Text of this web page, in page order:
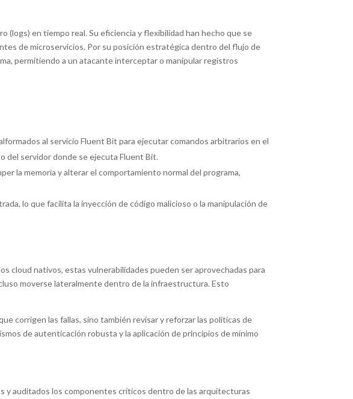
en tiempo real. Su eficiencia y flexibilidad han hecho que se
de microservicios. Por su posición estratégica dentro del flujo de
permitiendo a un atacante interceptar o manipular registros
al servicio Fluent Bit para ejecutar comandos arbitrarios en el
del servidor donde se ejecuta Fluent Bit.
la memoria y alterar el comportamiento normal del programa,
lo que facilita la inyección de código malicioso o la manipulación de
cloud nativos, estas vulnerabilidades pueden ser aprovechadas para
moverse lateralmente dentro de la infraestructura. Esto
corrigen las fallas, sino también revisar y reforzar las políticas de
de autenticación robusta y la aplicación de principios de mínimo
y auditados los componentes críticos dentro de las arquitecturas